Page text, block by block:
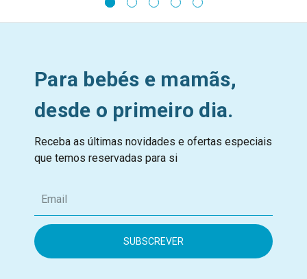
Para bebés e mamãs,
desde o primeiro dia.
Receba as últimas novidades e ofertas especiais
que temos reservadas para si
m
i